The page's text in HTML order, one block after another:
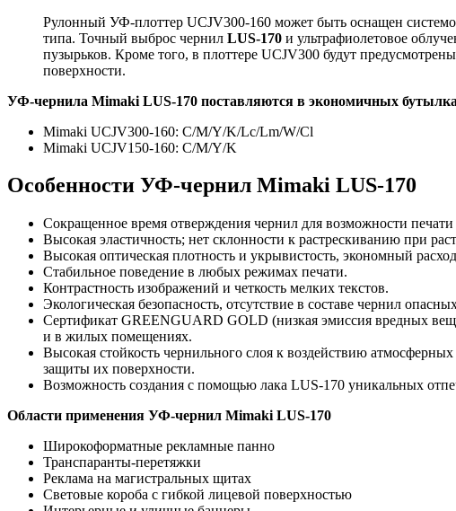
Рулонный УФ-плоттер UCJV300-160 может быть оснащен
типа. Точный выброс чернил LUS-170 и ультрафиолетовое
пузырьков. Кроме того, в плоттере UCJV300 будут
поверхности.
УФ-чернила Mimaki LUS-170 поставляются в экономичных
Mimaki UCJV300-160: C/M/Y/K/Lc/Lm/W/Cl
Mimaki UCJV150-160: C/M/Y/K
Особенности УФ-чернил Mimaki LUS-170
Сокращенное время отверждения чернил для возможности
Высокая эластичность; нет склонности к растрескиванию при
Высокая оптическая плотность и укрывистость, экономный
Стабильное поведение в любых режимах печати.
Контрастность изображений и четкость мелких текстов.
Экологическая безопасность, отсутствие в составе чернил
Сертификат GREENGUARD GOLD (низкая эмиссия вредных
и в жилых помещениях.
Высокая стойкость чернильного слоя к воздействию
защиты их поверхности.
Возможность создания с помощью лака LUS-170 уникальных
Области применения УФ-чернил Mimaki LUS-170
Широкоформатные рекламные панно
Транспаранты-перетяжки
Реклама на магистральных щитах
Световые короба с гибкой лицевой поверхностью